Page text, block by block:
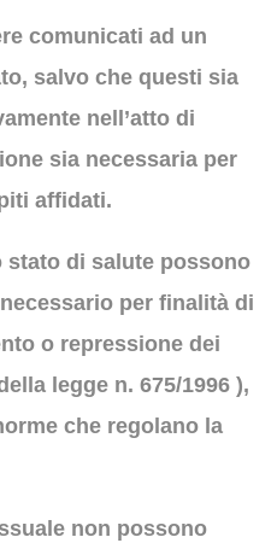
comunicati ad un
salvo che questi sia
nell’atto di
sia necessaria per
affidati.
stato di salute possono
per finalità di
o repressione dei
legge n. 675/1996 ),
che regolano la
non possono